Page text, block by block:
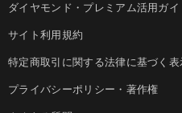
ダイヤモンド・プレミアム活用ガイ
サイト利用規約
特定商取引に関する法律に基づく表
プライバシーポリシー・著作権